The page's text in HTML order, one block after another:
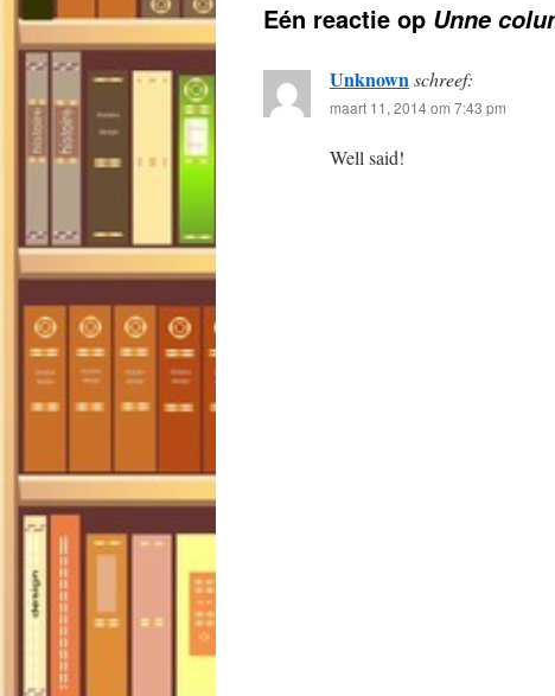
Eén reactie op Unne
Unknownschreef:
maart 11, 2014 om 7:43 pm
Well said!